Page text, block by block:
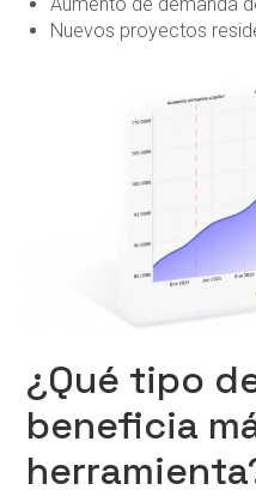
Nuevos proyectos
¿Qué tipo
beneficia